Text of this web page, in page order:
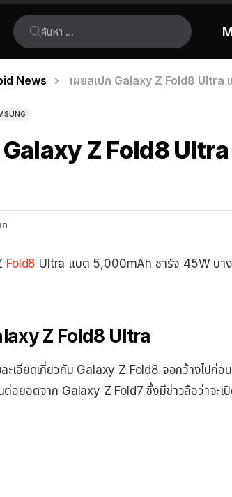
ค้นหา:
News เผยสเปก Galaxy Z Fold8 Ultra
Galaxy Z Fold8
Fold8 Ultra แบต 5,000mAh ชาร์จ 45W บา
Z Fold8 Ultra
ละเอียดเกี่ยวกับ Galaxy Z Fold8 จอกว้างไป
ต่อยอดจาก Galaxy Z Fold7 ซึ่งมีข่าวลือว่าจะเ